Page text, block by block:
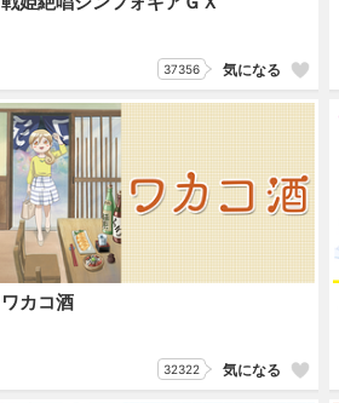
37356 気になる
ワカコ酒
32322 気になる